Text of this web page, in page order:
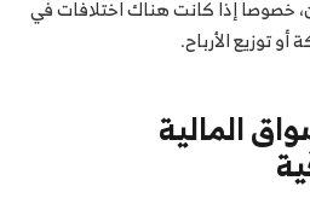
خصوصاً إذا كانت هناك اختلافات في
أو توزيع الأرباح.
المالية